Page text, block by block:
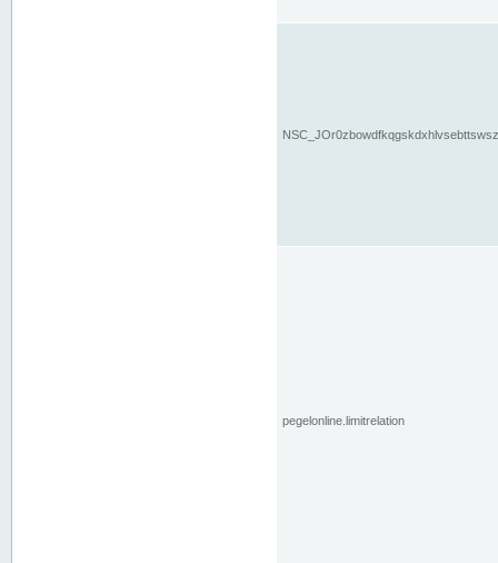
pegelonline.limitrelation